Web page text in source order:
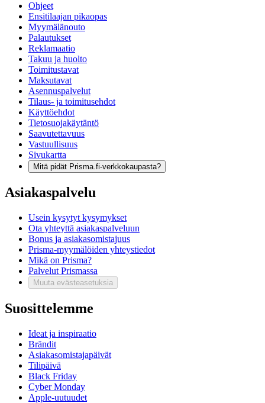
Ohjeet
Ensitilaajan pikaopas
Myymälänouto
Palautukset
Reklamaatio
Takuu ja huolto
Toimitustavat
Maksutavat
Asennuspalvelut
Tilaus- ja toimitusehdot
Käyttöehdot
Tietosuojakäytäntö
Saavutettavuus
Vastuullisuus
Sivukartta
Mitä pidät Prisma.fi-verkkokaupasta?
Asiakaspalvelu
Usein kysytyt kysymykset
Ota yhteyttä asiakaspalveluun
Bonus ja asiakasomistajuus
Prisma-myymälöiden yhteystiedot
Mikä on Prisma?
Palvelut Prismassa
Muuta evästeasetuksia
Suosittelemme
Ideat ja inspiraatio
Brändit
Asiakasomistajapäivät
Tilipäivä
Black Friday
Cyber Monday
Apple-uutuudet